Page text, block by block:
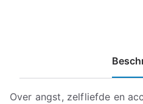
Over angst, zelfliefde en